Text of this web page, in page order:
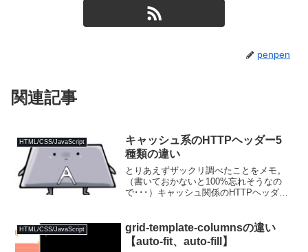
penpen
関連記事
HTML/CSS/JavaScript
キャッシュ系のHTTPヘッダー5
種類の違い
とりあえずザックリ調べたことをメモ。
（書いておかないと100%忘れそうなの
で･･･）キャッシュ関係のHTTPヘッダー
キャッシュを使う系Expires××Pragma
い...
HTML/CSS/JavaScript
grid-template-columnsの違い
【auto-fit、auto-fill】